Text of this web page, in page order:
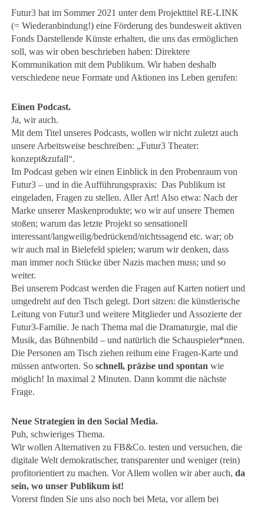
Futur3 hat im Sommer 2021 unter dem Projekttitel RE-LINK
(= Wiederanbindung!) eine Förderung des bundesweit aktiven
Fonds Darstellende Künste erhalten, die uns das ermöglichen
soll, was wir oben beschrieben haben: Direktere
Kommunikation mit dem Publikum. Wir haben deshalb
verschiedene neue Formate und Aktionen ins Leben gerufen:
Einen Podcast.
Ja, wir auch.
Mit dem Titel unseres Podcasts, wollen wir nicht zuletzt auch
unsere Arbeitsweise beschreiben: „Futur3 Theater:
konzept&zufall“.
Im Podcast geben wir einen Einblick in den Probenraum von
Futur3 – und in die Aufführungspraxis: Das Publikum ist
eingeladen, Fragen zu stellen. Aller Art! Also etwa: Nach der
Marke unserer Maskenprodukte; wo wir auf unsere Themen
stoßen; warum das letzte Projekt so sensationell
interessant/langweilig/bedrückend/nichtssagend etc. war; ob
wir auch mal in Bielefeld spielen; warum wir denken, dass
man immer noch Stücke über Nazis machen muss; und so
weiter.
Bei unserem Podcast werden die Fragen auf Karten notiert und
umgedreht auf den Tisch gelegt. Dort sitzen: die künstlerische
Leitung von Futur3 und weitere Mitglieder und Assozierte der
Futur3-Familie. Je nach Thema mal die Dramaturgie, mal die
Musik, das Bühnenbild – und natürlich die Schauspieler*nnen.
Die Personen am Tisch ziehen reihum eine Fragen-Karte und
müssen antworten. Soschnell, präzise und spontanwie
möglich! In maximal 2 Minuten. Dann kommt die nächste
Frage.
Neue Strategien in den Social Media.
Puh, schwieriges Thema.
Wir wollen Alternativen zu FB&Co. testen und versuchen, die
digitale Welt demokratischer, transparenter und weniger (rein)
profitorientiert zu machen. Vor Allem wollen wir aber auch,da
sein, wo unser Publikum ist!
Vorerst finden Sie uns also noch beiMeta, vor allem bei